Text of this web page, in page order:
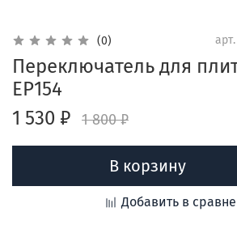
(0) арт.
Переключатель для
EP154
1 530 ₽
1 800 ₽
В корзину
Добавить в